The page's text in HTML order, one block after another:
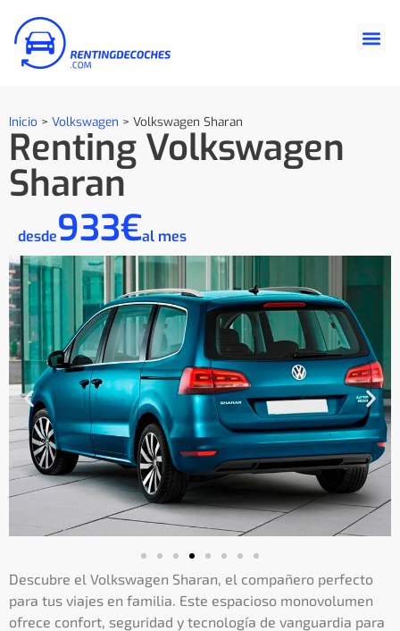
Inicio > Volkswagen > Volkswagen Sharan
Renting Volkswagen
Sharan
desde933€al mes
Descubre el Volkswagen Sharan, el compañero perfecto
para tus viajes en familia. Este espacioso monovolumen
ofrece confort, seguridad y tecnología de vanguardia para